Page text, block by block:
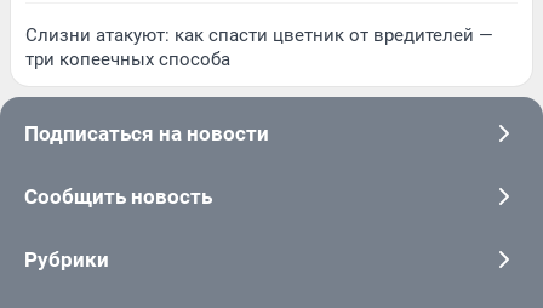
Слизни атакуют: как спасти цветник от вредителей —
три копеечных способа
Подписаться на новости
Сообщить новость
Рубрики